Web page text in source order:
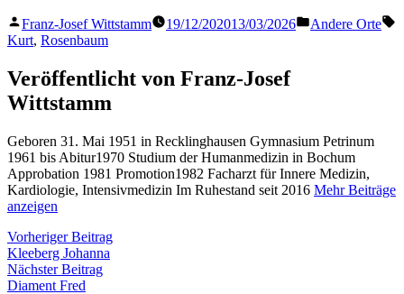
Veröffentlicht
von
Franz-Josef Wittstamm 19/12/202013/03/2026
Veröffentlicht
Andere Orte
Kurt, Rosenbaum
Veröffentlicht von Franz-Josef
Wittstamm
Geboren 31. Mai 1951 in Recklinghausen Gymnasium Petrinum
1961 bis Abitur1970 Studium der Humanmedizin in Bochum
Approbation 1981 Promotion1982 Facharzt für Innere Medizin,
Kardiologie, Intensivmedizin Im Ruhestand seit 2016 Mehr Beiträge
anzeigen
Beitragsnavigation
Vorheriger BeitragVorheriger
Kleeberg Johanna
Nächster BeitragNächster
Diament Fred